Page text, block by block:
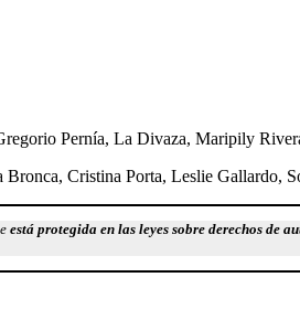
Pernía, La Divaza, Maripily
Cristina Porta, Leslie Gallardo,
está protegida en las leyes sobre derechos de